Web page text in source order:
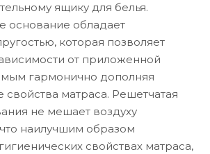
ящику для белья.
основание обладает
которая позволяет
от приложенной
гармонично дополняя
свойства матраса. Решетчатая
не мешает воздуху
наилучшим образом
свойствах матраса,